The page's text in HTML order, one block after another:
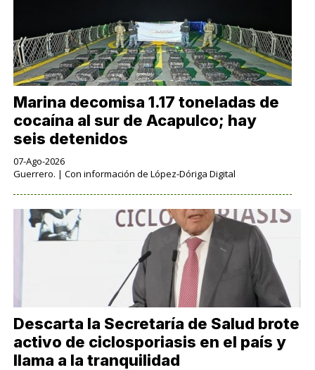
Marina decomisa 1.17 toneladas de
cocaína al sur de Acapulco; hay
seis detenidos
07-Ago-2026
Guerrero. | Con información de López-Dóriga Digital
Descarta la Secretaría de Salud brote
activo de ciclosporiasis en el país y
llama a la tranquilidad